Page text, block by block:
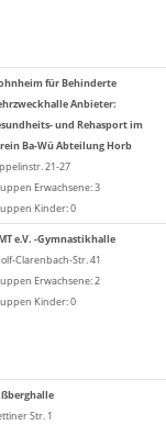
für Behinderte
Anbieter:
und Rehasport im
Ba-Wü Abteilung Horb
21-27
Erwachsene: 3
Kinder: 0
e.V. -Gymnastikhalle
Clarenbach-Str. 41
Erwachsene: 2
Kinder: 0
Str. 1